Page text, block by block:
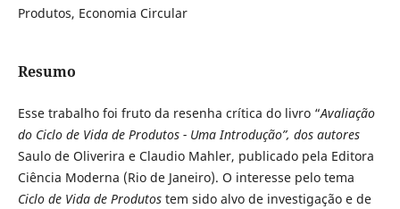
Produtos, Economia Circular
Resumo
Esse trabalho foi fruto da resenha crítica do livro “Avaliação
do Ciclo de Vida de Produtos - Uma Introdução”, dos autores
Saulo de Oliverira e Claudio Mahler, publicado pela Editora
Ciência Moderna (Rio de Janeiro). O interesse pelo tema
Ciclo de Vida de Produtostem sido alvo de investigação e de